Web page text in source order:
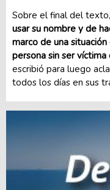
Sobre el final del
usar su nombre y de
marco de una
persona sin ser
escribió para luego
todos los días en sus